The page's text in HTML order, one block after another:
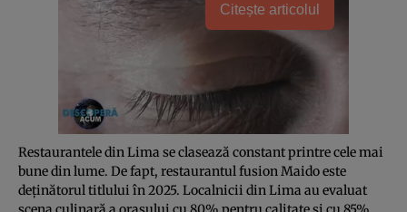
Citește articolul
Restaurantele din Lima se clasează constant printre cele mai
bune din lume. De fapt, restaurantul fusion Maido este
deținătorul titlului în 2025. Localnicii din Lima au evaluat